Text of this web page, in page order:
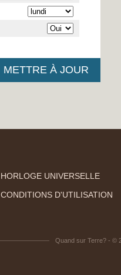
HORLOGE UNIVERSELLE
CONDITIONS D'UTILISATION
Quand sur Terre? - ©